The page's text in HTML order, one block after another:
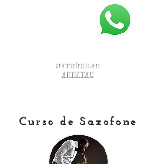
Matrículas
Abertas
Curso de Saxofone